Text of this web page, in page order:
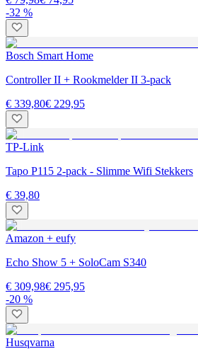
-32 %
Bosch Smart Home
Controller II + Rookmelder II 3-pack
€ 339,80€ 229,95
TP-Link
Tapo P115 2-pack - Slimme Wifi Stekkers
€ 39,80
Amazon + eufy
Echo Show 5 + SoloCam S340
€ 309,98€ 295,95
-20 %
Husqvarna